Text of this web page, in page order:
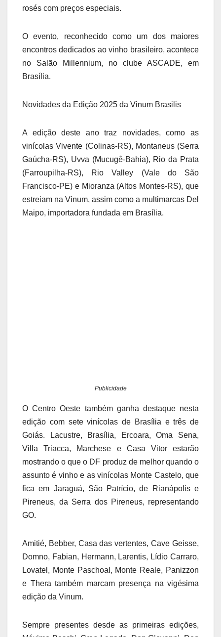
rosés com preços especiais.
O evento, reconhecido como um dos maiores
encontros dedicados ao vinho brasileiro, acontece
no Salão Millennium, no clube ASCADE, em
Brasília.
Novidades da Edição 2025 da Vinum Brasilis
A edição deste ano traz novidades, como as
vinícolas Vivente (Colinas-RS), Montaneus (Serra
Gaúcha-RS), Uvva (Mucugê-Bahia), Rio da Prata
(Farroupilha-RS), Rio Valley (Vale do São
Francisco-PE) e Mioranza (Altos Montes-RS), que
estreiam na Vinum, assim como a multimarcas Del
Maipo, importadora fundada em Brasília.
Publicidade
O Centro Oeste também ganha destaque nesta
edição com sete vinícolas de Brasília e três de
Goiás. Lacustre, Brasília, Ercoara, Oma Sena,
Villa Triacca, Marchese e Casa Vitor estarão
mostrando o que o DF produz de melhor quando o
assunto é vinho e as vinícolas Monte Castelo, que
fica em Jaraguá, São Patrício, de Rianápolis e
Pireneus, da Serra dos Pireneus, representando
GO.
Amitié, Bebber, Casa das vertentes, Cave Geisse,
Domno, Fabian, Hermann, Larentis, Lídio Carraro,
Lovatel, Monte Paschoal, Monte Reale, Panizzon
e Thera também marcam presença na vigésima
edição da Vinum.
Sempre presentes desde as primeiras edições,